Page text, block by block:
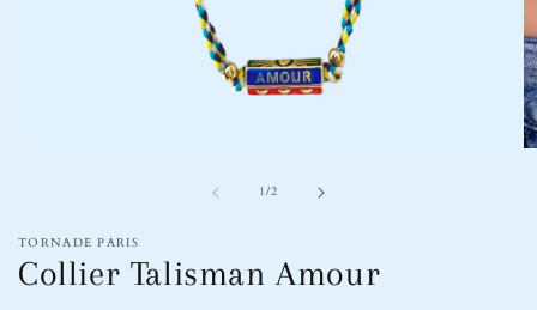
une
fenêtre
modale
1/de
2
TORNADE PARIS
Collier Talisman Amour